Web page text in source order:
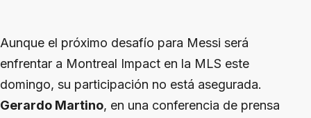
Aunque el próximo desafío para Messi será
enfrentar a Montreal Impact en la MLS este
domingo, su participación no está asegurada.
Gerardo Martino, en una conferencia de prensa